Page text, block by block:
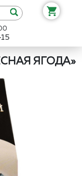
ЯГОДА»